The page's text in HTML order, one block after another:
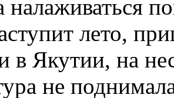
налаживаться
лето,
в Якутии, на
не